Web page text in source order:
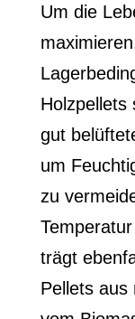
Um die
Holzpellets
gut
um
zu
trägt
Pellets aus